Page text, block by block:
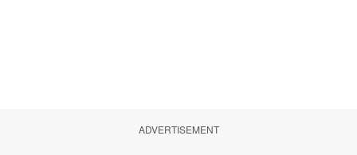
ADVERTISEMENT